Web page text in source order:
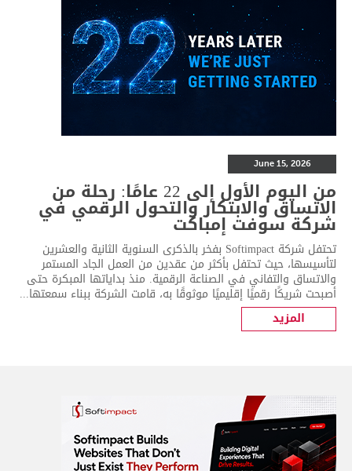
June 15, 2026
من اليوم الأول إلى 22 عامًا: رحلة من
الاتساق والابتكار والتحول الرقمي في
شركة سوفت إمباكت
تحتفل شركة Softimpact بفخر بالذكرى السنوية الثانية والعشرين
لتأسيسها، حيث تحتفل بأكثر من عقدين من العمل الجاد المستمر
والاتساق والتفاني في الصناعة الرقمية. منذ بداياتها المبكرة حتى
أصبحت شريكًا رقميًا إقليميًا موثوقًا به، قامت الشركة ببناء سمعتها...
المزيد